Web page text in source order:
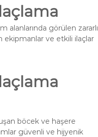
alanlarında görülen zararlı
ekipmanlar ve etkili ilaçlar
böcek ve haşere
güvenli ve hijyenik